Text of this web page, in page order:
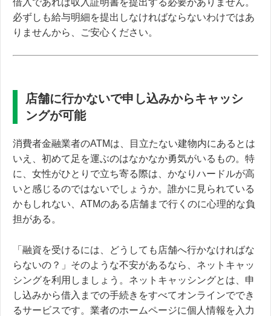
必ずしも給与明細を提出しなければならないわけではあ
りませんから、ご安心ください。
店舗に行かないで申し込みからキャッシ
ングが可能
消費者金融業者のATMは、目立たない建物内にあるとは
いえ、初めて足を運ぶのはなかなか勇気がいるもの。特
に、女性がひとりで立ち寄る際は、かなりハードルが高
いと感じるのではないでしょうか。誰かに見られている
かもしれない、ATMのある店舗まで行くのに心理的な負
担がある。
「融資を受けるには、どうしても店舗へ行かなければな
らないの？」そのような不安があるなら、 ネットキャッ
シングを利用しましょう。 ネットキャッシングとは、申
し込みから借入までの手続きをすべてオンラインででき
るサービスです。業者のホームページに個人情報を入力